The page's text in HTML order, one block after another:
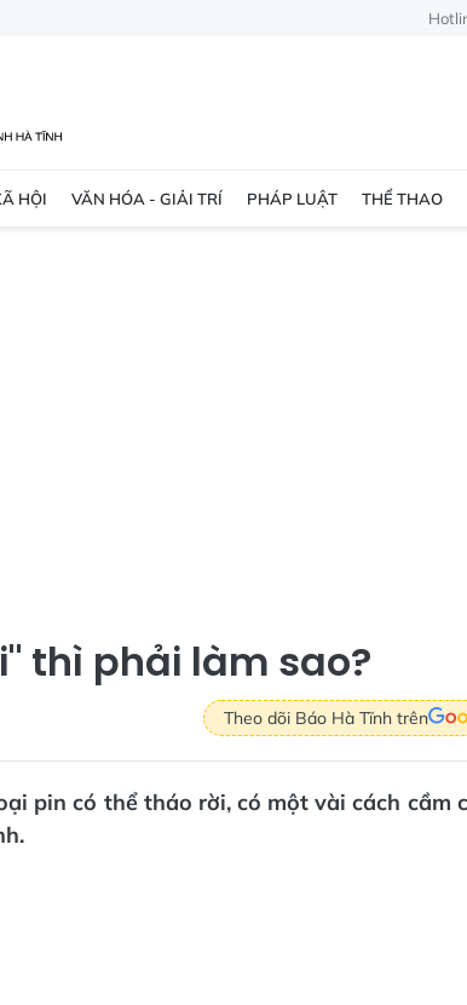
HỘI VĂN HÓA - GIẢI TRÍ PHÁP LUẬT THỂ THAO
thì phải làm sao?
Theo dõi Báo Hà Tĩnh trên
pin có thể tháo rời, có một vài cách cầm